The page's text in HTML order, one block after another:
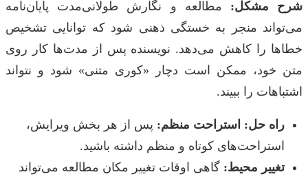
شرح مشکل: مطالعه و نگارش طولانی‌مدت پایان‌نامه
می‌تواند منجر به خستگی ذهنی شود که توانایی تشخیص
خطاها را کاهش می‌دهد. نویسنده پس از مدت‌ها کار روی
متن خود، ممکن است دچار «کوری متنی» شود و نتواند
اشتباهات را ببیند.
راه حل: استراحت منظم: پس از هر بخش ویرایش،
استراحت‌های کوتاه و منظم داشته باشید.
تغییر محیط: گاهی اوقات تغییر مکان مطالعه می‌تواند